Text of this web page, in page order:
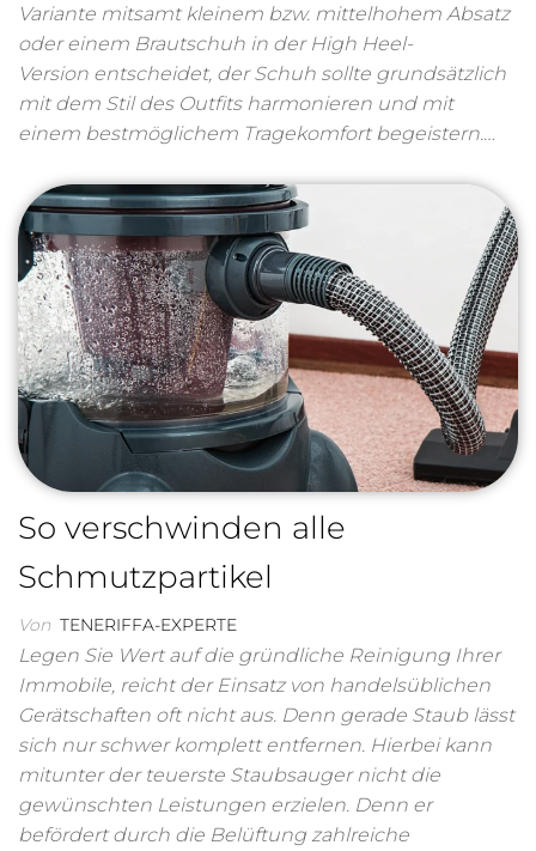
Variante mitsamt kleinem bzw. mittelhohem Absatz
oder einem Brautschuh in der High Heel-
Version entscheidet, der Schuh sollte grundsätzlich
mit dem Stil des Outfits harmonieren und mit
einem bestmöglichem Tragekomfort begeistern.…
So verschwinden alle
Schmutzpartikel
Von TENERIFFA-EXPERTE
Legen Sie Wert auf die gründliche Reinigung Ihrer
Immobile, reicht der Einsatz von handelsüblichen
Gerätschaften oft nicht aus. Denn gerade Staub lässt
sich nur schwer komplett entfernen. Hierbei kann
mitunter der teuerste Staubsauger nicht die
gewünschten Leistungen erzielen. Denn er
befördert durch die Belüftung zahlreiche